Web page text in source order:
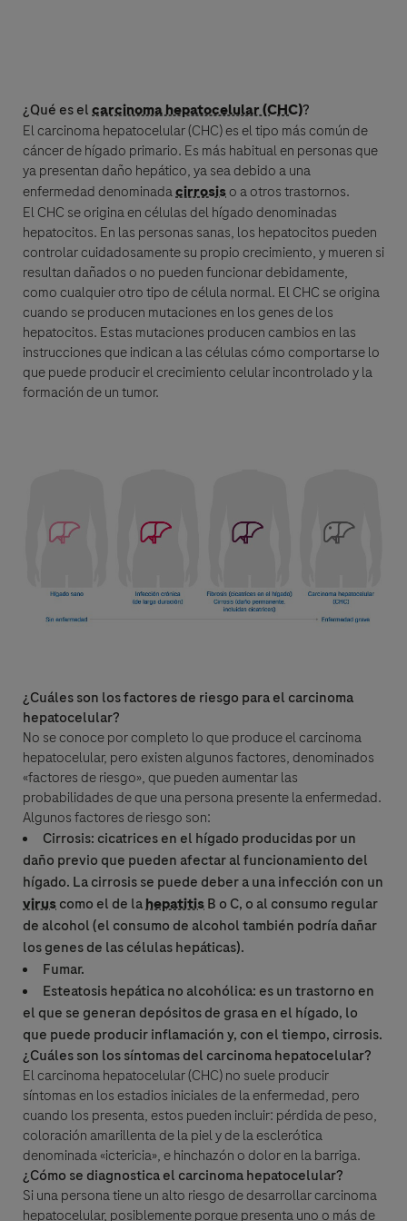
¿Qué es elcarcinoma hepatocelular (CHC)?
Elcarcinoma hepatocelular (CHC)es el tipo más común de
cáncerde hígado primario. Es más habitual en personas que
ya presentan daño hepático, ya sea debido a una
enfermedad denominadacirrosiso a otros trastornos.
El CHC se origina en células del hígado denominadas
hepatocitos. En las personas sanas, los hepatocitos pueden
controlar cuidadosamente su propio crecimiento, y mueren si
resultan dañados o no pueden funcionar debidamente,
como cualquier otro tipo de célula normal. El CHC se origina
cuando se producen mutaciones en los genes de los
hepatocitos. Estas mutaciones producen cambios en las
instrucciones que indican a las células cómo comportarse lo
que puede producir el crecimiento celular incontrolado y la
formación de un tumor.
¿Cuáles son los factores de riesgo para el carcinoma
hepatocelular?
No se conoce por completo lo que produce el carcinoma
hepatocelular, pero existen algunos factores, denominados
«factores de riesgo», que pueden aumentar las
probabilidades de que una persona presente la enfermedad.
Algunos factores de riesgo son:
Cirrosis: cicatrices en el hígado producidas por un
daño previo que pueden afectar al funcionamiento del
hígado. Lacirrosisse puede deber a una infección con un
viruscomo el de lahepatitisB o C, o al consumo regular
de alcohol (el consumo de alcohol también podría dañar
los genes de las células hepáticas).
Fumar.
Esteatosis hepática no alcohólica: es un trastorno en
el que se generan depósitos de grasa en el hígado, lo
que puede producir inflamación y, con el tiempo, cirrosis.
¿Cuáles son los síntomas del carcinoma hepatocelular?
Elcarcinoma hepatocelular (CHC)no suele producir
síntomas en los estadios iniciales de la enfermedad, pero
cuando los presenta, estos pueden incluir: pérdida de peso,
coloración amarillenta de la piel y de la esclerótica
denominada «ictericia», e hinchazón o dolor en la barriga.
¿Cómo se diagnostica el carcinoma hepatocelular?
Si una persona tiene un alto riesgo de desarrollar carcinoma
hepatocelular, posiblemente porque presenta uno o más de
información en una base de datos de Información Médica como referencia.
Haciendo clic en "Aceptar y Enviar" das consentimiento a que se procesen
tus datos (donde tu consentimiento es la base legal para procesar tus
datos) para los propósitos mencionados arriba y en acuerdo con la Política
de Privacidad de Roche-la cual te proporciona información detallada
acerca de tus derechos y cómo Roche procesa tus datos personales.
En caso de que Roche (F.Hoffmann La-Roche Ltd) tenga obligación legal de
reportar un evento adverso, tus datos serán procesados de acuerdo con la
legislación específica de farmacovigilancia, como se describe en la Política
de Privacidad relacionada con farmacovigilancia.
Please note: this form is not to be used to report side effects related to
Roche products. To report a side effect, please contact your local Roche
safety unit. For country-specific contact details visit